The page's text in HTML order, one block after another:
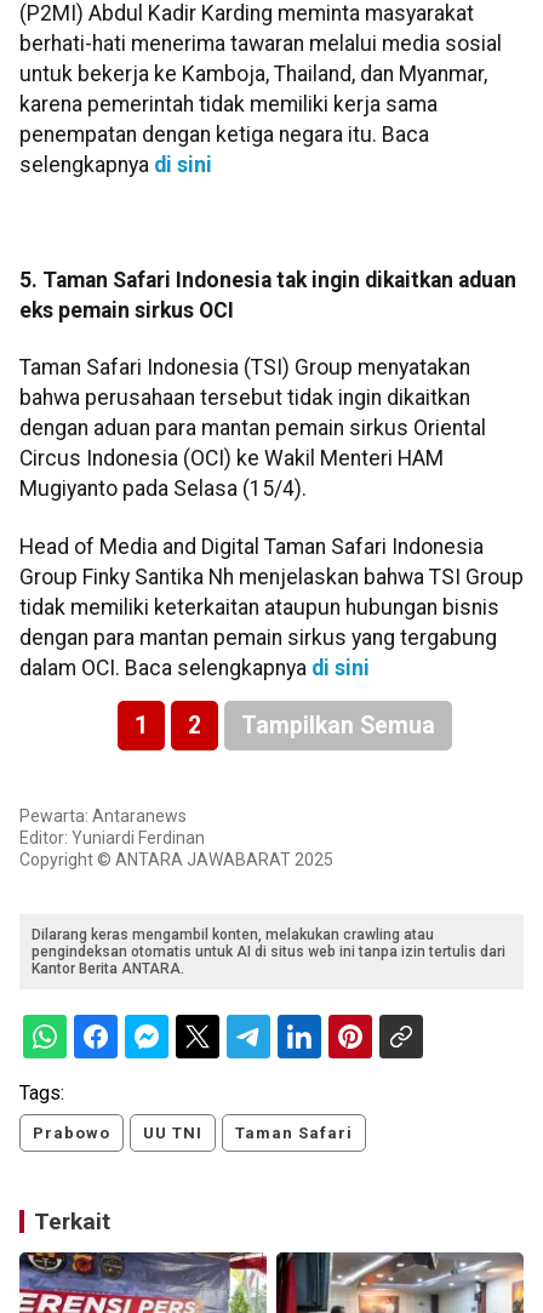
(P2MI) Abdul Kadir Karding meminta masyarakat
berhati-hati menerima tawaran melalui media sosial
untuk bekerja ke Kamboja, Thailand, dan Myanmar,
karena pemerintah tidak memiliki kerja sama
penempatan dengan ketiga negara itu. Baca
selengkapnya di sini
5. Taman Safari Indonesia tak ingin dikaitkan aduan
eks pemain sirkus OCI
Taman Safari Indonesia (TSI) Group menyatakan
bahwa perusahaan tersebut tidak ingin dikaitkan
dengan aduan para mantan pemain sirkus Oriental
Circus Indonesia (OCI) ke Wakil Menteri HAM
Mugiyanto pada Selasa (15/4).
Head of Media and Digital Taman Safari Indonesia
Group Finky Santika Nh menjelaskan bahwa TSI Group
tidak memiliki keterkaitan ataupun hubungan bisnis
dengan para mantan pemain sirkus yang tergabung
dalam OCI. Baca selengkapnya di sini
1 2 Tampilkan Semua
Pewarta: Antaranews
Editor: Yuniardi Ferdinan
Copyright © ANTARA JAWABARAT 2025
Dilarang keras mengambil konten, melakukan crawling atau
pengindeksan otomatis untuk AI di situs web ini tanpa izin tertulis dari
Kantor Berita ANTARA.
Tags:
Prabowo UU TNI Taman Safari
Terkait